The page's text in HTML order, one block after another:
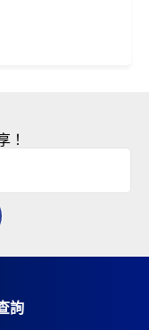
！
詢